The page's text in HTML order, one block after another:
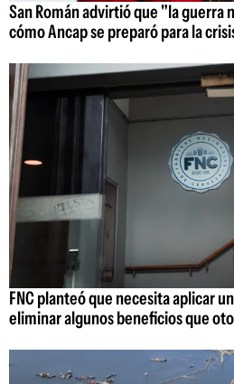
San Román advirtió que "la guerra
cómo Ancap se preparó para la
FNC planteó que necesita aplicar
eliminar algunos beneficios que